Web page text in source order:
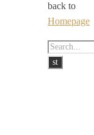
back to
Homepage